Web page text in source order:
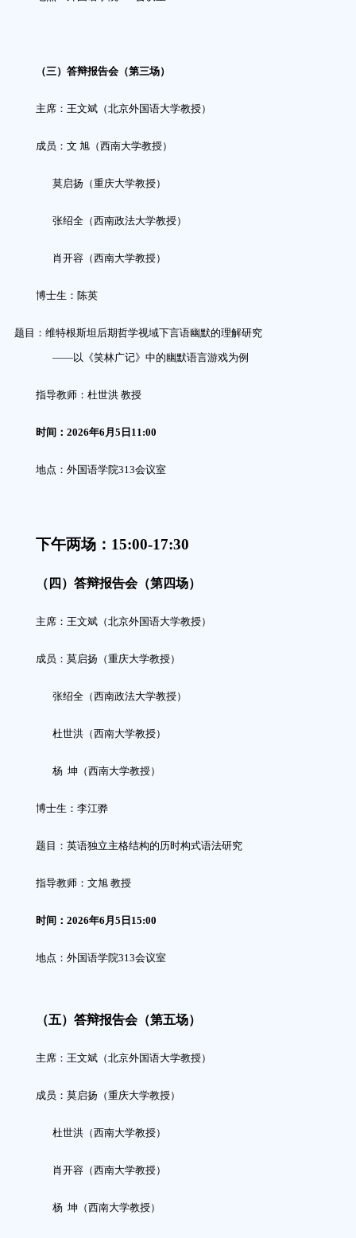
（三）答辩报告会（第三场）
主席：王文斌（北京外国语大学教授）
成员：文 旭（西南大学教授）
莫启扬（重庆大学教授）
张绍全（西南政法大学教授）
肖开容（西南大学教授）
博士生： 陈英
题目： 维特根斯坦后期哲学视域下言语幽默的理解研究
——以《笑林广记》中的幽默语言游戏为例
指导教师： 杜世洪教授
时间：2026年6月 5 日11:00
地点：外国语学院313会议室
下午两场： 15:00-17:30
（ 四 ）答辩报告会（第四场）
主席：王文斌（北京外国语大学教授）
成员： 莫启扬 （重庆大学教授）
张绍全（西南政法大学教授）
杜世洪（西南大学教授）
杨 坤 （西南大学教授）
博士生： 李江骅
题目：英语独立主格结构的历时构式语法研究
指导教师： 文旭教授
时间： 2026年6月 5 日 15:00
地点：外国语学院313会议室
（五）答辩报告会（第五场）
主席：王文斌（北京外国语大学教授）
成员：莫启扬（重庆大学教授）
杜世洪（西南大学教授）
肖开容（西南大学教授）
杨 坤 （西南大学教授）